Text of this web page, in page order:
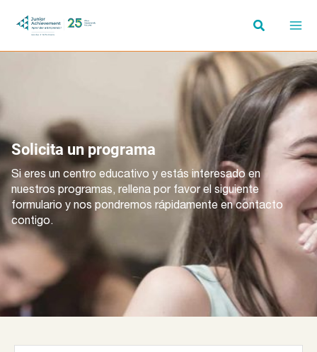
Solicita un programa
Si eres un centro educativo y estás interesado en
nuestros programas, rellena por favor el siguiente
formulario y nos pondremos rápidamente en contacto
contigo.